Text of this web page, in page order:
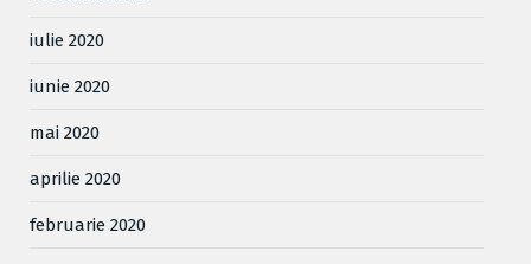
iulie 2020
iunie 2020
mai 2020
aprilie 2020
februarie 2020